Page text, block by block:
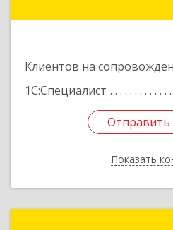
Клиентов на
1С:Специалист
Отправить
Показать
Отправить
Назад